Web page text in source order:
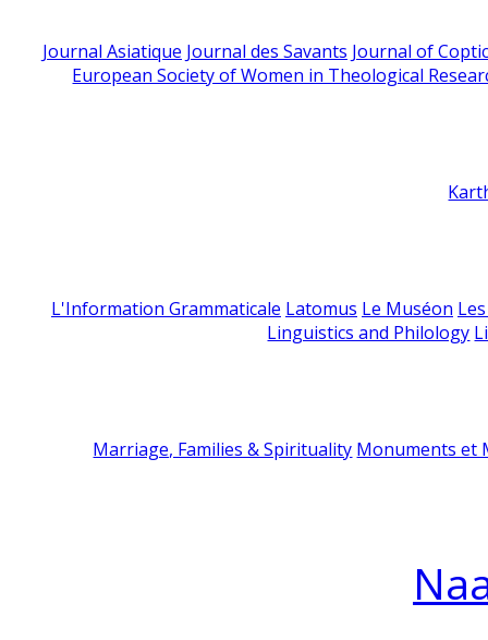
Journal Asiatique Journal des Savants Journal of
European Society of Women in Theological
L'Information Grammaticale Latomus Le Muséon
Linguistics and Philology
Marriage, Families & Spirituality Monuments et